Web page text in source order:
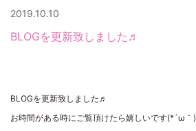
2019.10.10
BLOGを更新致しました♬
BLOGを更新致しました♬
お時間がある時にご覧頂けたら嬉しいです(*´ω｀)